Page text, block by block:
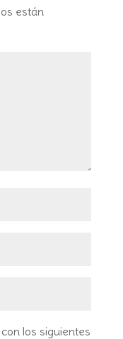
están
los siguientes